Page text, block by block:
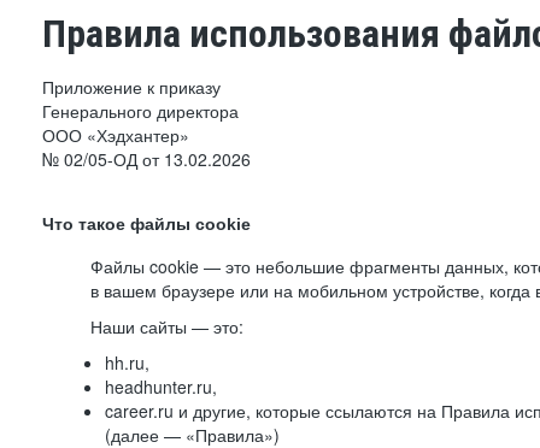
Правила использования
Приложение к приказу
Генерального директора
ООО «Хэдхантер»
№ 02/05-ОД от 13.02.2026
Что такое файлы cookie
Файлы cookie — это небольшие фрагменты данных,
в вашем браузере или на мобильном устройстве,
Наши сайты — это:
hh.ru,
headhunter.ru,
career.ru и другие, которые ссылаются на Правила
(далее — «Правила»)